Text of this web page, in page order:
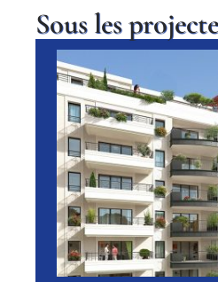
Sous les